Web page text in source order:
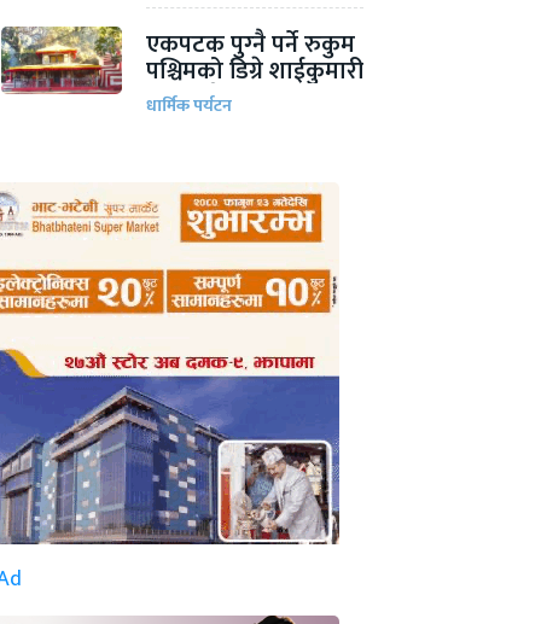
एकपटक पुग्‍नै पर्ने रुकुम
पश्चिमको डिग्रे शाईकुमारी
भगवतीदेवी मन्दिर
धार्मिक पर्यटन